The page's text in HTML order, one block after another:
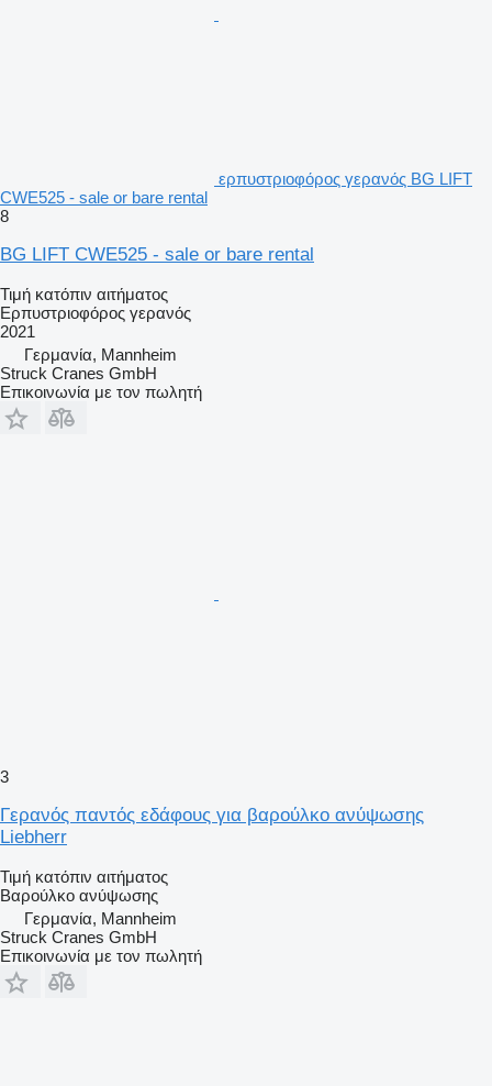
ερπυστριοφόρος γερανός BG LIFT
CWE525 - sale or bare rental
8
BG LIFT CWE525 - sale or bare rental
Τιμή κατόπιν αιτήματος
Ερπυστριοφόρος γερανός
2021
Γερμανία, Mannheim
Struck Cranes GmbH
Επικοινωνία με τον πωλητή
3
Γερανός παντός εδάφους για βαρούλκο ανύψωσης
Liebherr
Τιμή κατόπιν αιτήματος
Βαρούλκο ανύψωσης
Γερμανία, Mannheim
Struck Cranes GmbH
Επικοινωνία με τον πωλητή